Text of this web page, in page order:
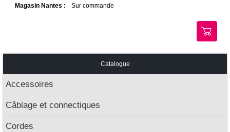
Magasin Nantes :
Sur commande
Catalogue
Accessoires
Câblage et connectiques
Cordes